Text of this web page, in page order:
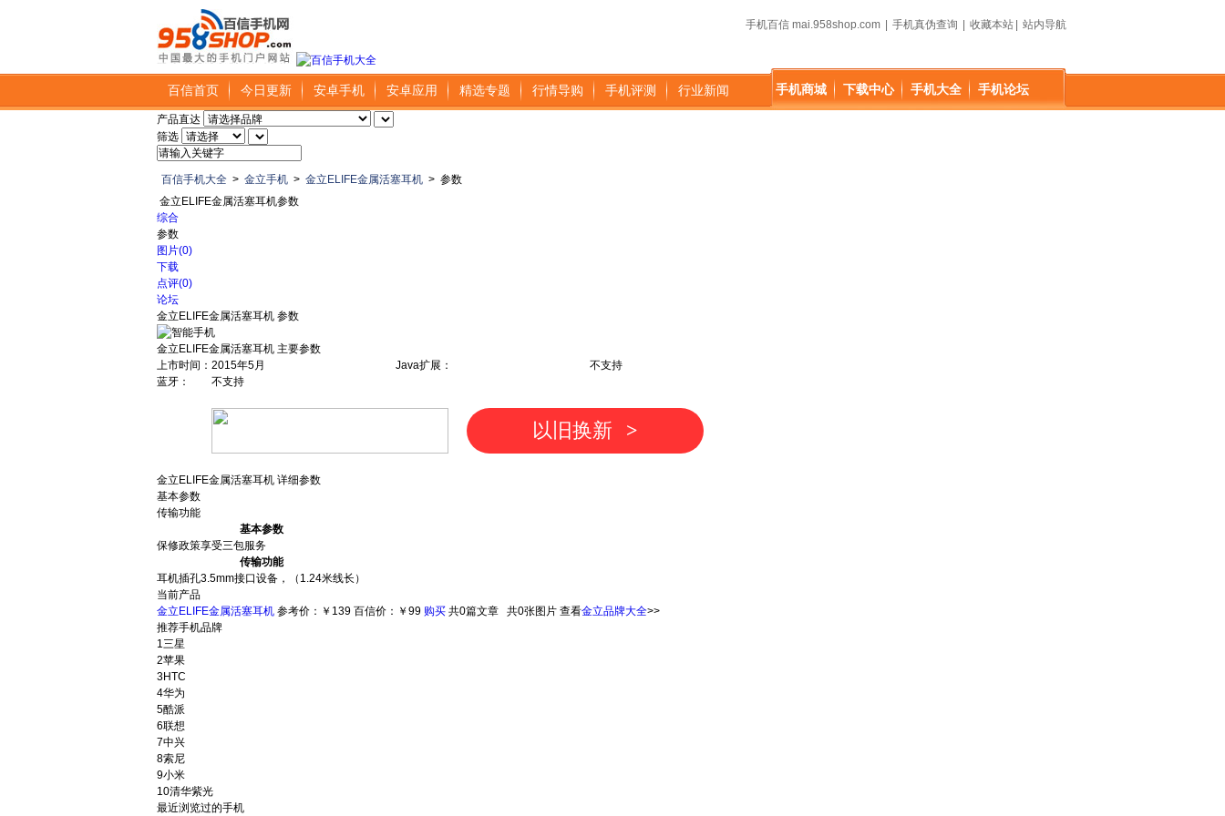
手机百信 mai.958shop.com 手机真伪查询 收藏本站 站内导航
百信首页 今日更新 安卓手机 安卓应用 精选专题 行情导购 手机评测 行业新闻 手机商城 下载中心 手机大全 手机论坛
产品直达
筛选
百信手机大全 > 金立手机 > 金立ELIFE金属活塞耳机 > 参数
金立ELIFE金属活塞耳机参数
综合
参数
图片(0)
下载
点评(0)
论坛
金立ELIFE金属活塞耳机 参数
金立ELIFE金属活塞耳机 主要参数
上市时间： 2015年5月 Java扩展：
不支持
蓝牙：
不支持
以旧换新 >
金立ELIFE金属活塞耳机 详细参数
基本参数
传输功能
基本参数
保修政策享受三包服务
传输功能
耳机插孔3.5mm接口设备，（1.24米线长）
当前产品
金立ELIFE金属活塞耳机 参考价： ￥139 百信价： ￥99 购买 共0篇文章 共0张图片 查看金立品牌大全>>
推荐手机品牌
1三星
2苹果
3HTC
4华为
5酷派
6联想
7中兴
8索尼
9小米
10清华紫光
最近浏览过的手机